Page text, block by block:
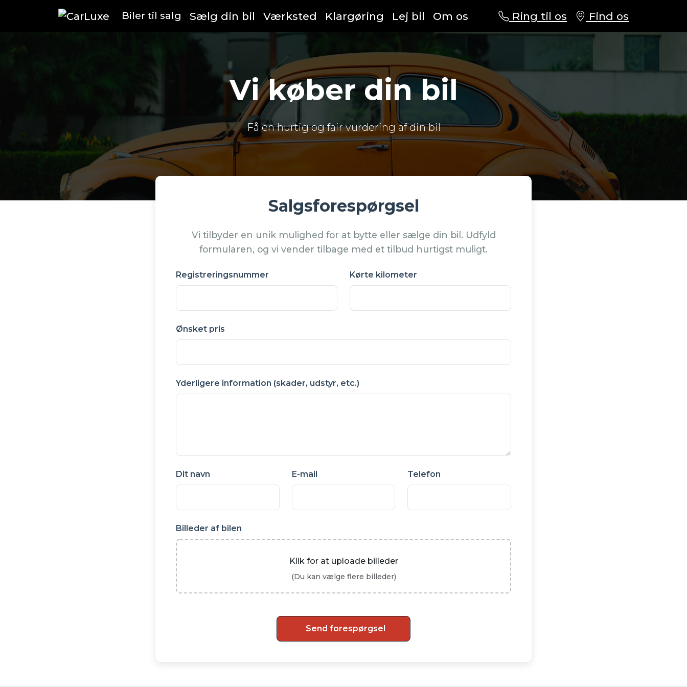
Biler til salg Sælg din bil Værksted Klargøring Lej bil Om os Ring til os Find os
Vi køber din bil
Få en hurtig og fair vurdering af din bil
Salgsforespørgsel
Vi tilbyder en unik mulighed for at bytte eller sælge din bil. Udfyld
formularen, og vi vender tilbage med et tilbud hurtigst muligt.
Registreringsnummer Kørte kilometer
Ønsket pris
Yderligere information (skader, udstyr, etc.)
Dit navn E-mail Telefon
Billeder af bilen
Klik for at uploade billeder
(Du kan vælge flere billeder)
Send forespørgsel